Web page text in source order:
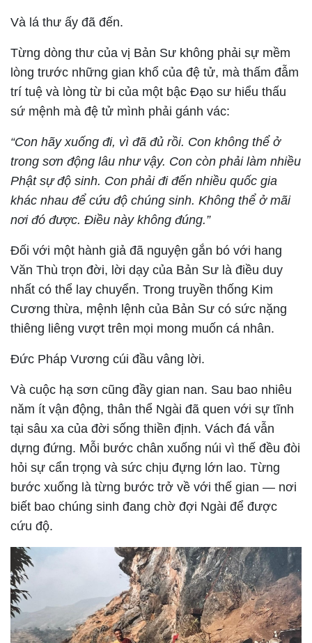
Và lá thư ấy đã đến.
Từng dòng thư của vị Bản Sư không phải sự mềm
lòng trước những gian khổ của đệ tử, mà thấm đẫm
trí tuệ và lòng từ bi của một bậc Đạo sư hiểu thấu
sứ mệnh mà đệ tử mình phải gánh vác:
“Con hãy xuống đi, vì đã đủ rồi. Con không thể ở
trong sơn động lâu như vậy. Con còn phải làm nhiều
Phật sự độ sinh. Con phải đi đến nhiều quốc gia
khác nhau để cứu độ chúng sinh. Không thể ở mãi
nơi đó được. Điều này không đúng.”
Đối với một hành giả đã nguyện gắn bó với hang
Văn Thù trọn đời, lời dạy của Bản Sư là điều duy
nhất có thể lay chuyển. Trong truyền thống Kim
Cương thừa, mệnh lệnh của Bản Sư có sức nặng
thiêng liêng vượt trên mọi mong muốn cá nhân.
Đức Pháp Vương cúi đầu vâng lời.
Và cuộc hạ sơn cũng đầy gian nan. Sau bao nhiêu
năm ít vận động, thân thể Ngài đã quen với sự tĩnh
tại sâu xa của đời sống thiền định. Vách đá vẫn
dựng đứng. Mỗi bước chân xuống núi vì thế đều đòi
hỏi sự cẩn trọng và sức chịu đựng lớn lao. Từng
bước xuống là từng bước trở về với thế gian — nơi
biết bao chúng sinh đang chờ đợi Ngài để được
cứu độ.